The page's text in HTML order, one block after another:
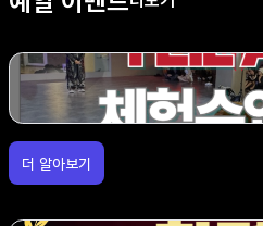
더 알아보기